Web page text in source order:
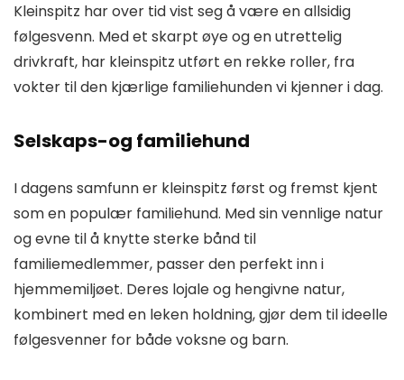
Kleinspitz har over tid vist seg å være en allsidig
følgesvenn. Med et skarpt øye og en utrettelig
drivkraft, har kleinspitz utført en rekke roller, fra
vokter til den kjærlige familiehunden vi kjenner i dag.
Selskaps-og familiehund
I dagens samfunn er kleinspitz først og fremst kjent
som en populær familiehund. Med sin vennlige natur
og evne til å knytte sterke bånd til
familiemedlemmer, passer den perfekt inn i
hjemmemiljøet. Deres lojale og hengivne natur,
kombinert med en leken holdning, gjør dem til ideelle
følgesvenner for både voksne og barn.